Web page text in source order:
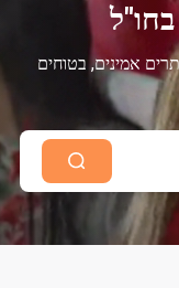
אמינים, בטוחים